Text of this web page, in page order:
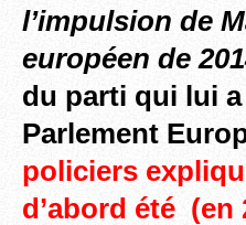
l’impulsion de
européen de
du parti qui lui a
Parlement
policiers
d’abord été (en